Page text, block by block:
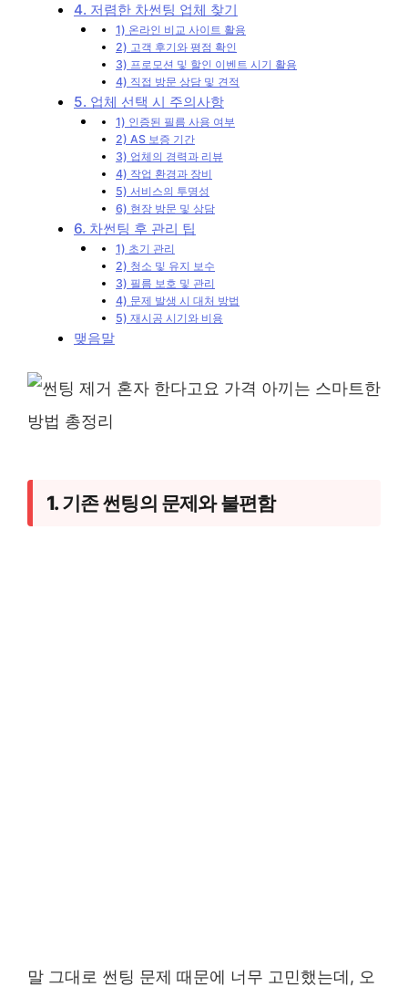
4. 저렴한 차썬팅 업체 찾기
1) 온라인 비교 사이트 활용
2) 고객 후기와 평점 확인
3) 프로모션 및 할인 이벤트 시기 활용
4) 직접 방문 상담 및 견적
5. 업체 선택 시 주의사항
1) 인증된 필름 사용 여부
2) AS 보증 기간
3) 업체의 경력과 리뷰
4) 작업 환경과 장비
5) 서비스의 투명성
6) 현장 방문 및 상담
6. 차썬팅 후 관리 팁
1) 초기 관리
2) 청소 및 유지 보수
3) 필름 보호 및 관리
4) 문제 발생 시 대처 방법
5) 재시공 시기와 비용
맺음말
1. 기존 썬팅의 문제와 불편함
말 그대로 썬팅 문제 때문에 너무 고민했는데, 오